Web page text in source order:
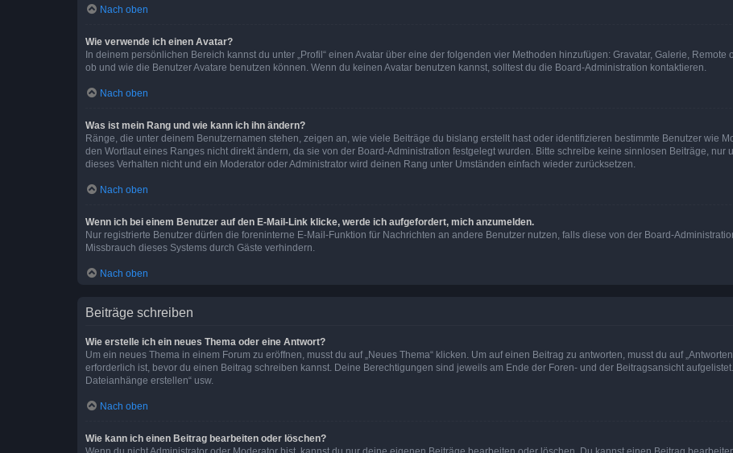
Nach oben
Wie verwende ich einen Avatar?
In deinem persönlichen Bereich kannst du unter „Profil“ einen Avatar über eine der folgenden vier Methoden hinzufügen: Gravatar, Galerie,
ob und wie die Benutzer Avatare benutzen können. Wenn du keinen Avatar benutzen kannst, solltest du die Board-Administration kontaktieren.
Nach oben
Was ist mein Rang und wie kann ich ihn ändern?
Ränge, die unter deinem Benutzernamen stehen, zeigen an, wie viele Beiträge du bislang erstellt hast oder identifizieren bestimmte Benutzer wie
den Wortlaut eines Ranges nicht direkt ändern, da sie von der Board-Administration festgelegt wurden. Bitte schreibe keine sinnlosen Beiträge,
dieses Verhalten nicht und ein Moderator oder Administrator wird deinen Rang unter Umständen einfach wieder zurücksetzen.
Nach oben
Wenn ich bei einem Benutzer auf den E-Mail-Link klicke, werde ich aufgefordert, mich anzumelden.
Nur registrierte Benutzer dürfen die foreninterne E-Mail-Funktion für Nachrichten an andere Benutzer nutzen, falls diese von der Board-
Missbrauch dieses Systems durch Gäste verhindern.
Nach oben
Beiträge schreiben
Wie erstelle ich ein neues Thema oder eine Antwort?
Um ein neues Thema in einem Forum zu eröffnen, musst du auf „Neues Thema“ klicken. Um auf einen Beitrag zu antworten, musst du auf
erforderlich ist, bevor du einen Beitrag schreiben kannst. Deine Berechtigungen sind jeweils am Ende der Foren- und der Beitragsansicht
Dateianhänge erstellen“ usw.
Nach oben
Wie kann ich einen Beitrag bearbeiten oder löschen?